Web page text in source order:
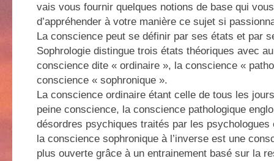
vais vous fournir quelques notions de base qui
d’appréhender à votre manière ce sujet si
La conscience peut se définir par ses états et par
Sophrologie distingue trois états théoriques avec
conscience dite « ordinaire », la conscience «
conscience « sophronique ».
La conscience ordinaire étant celle de tous les
peine conscience, la conscience pathologique
désordres psychiques traités par les
la conscience sophronique à l’inverse est une
plus ouverte grâce à un entrainement basé sur la